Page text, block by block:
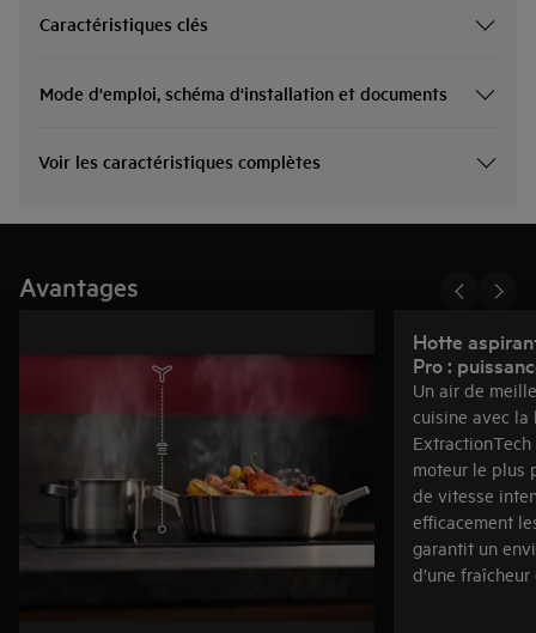
Caractéristiques clés
Mode d'emploi, schéma d'installation et documents
Voir les caractéristiques complètes
Avantages
Hotte
Pro :
Un air de
cuisine avec
moteur le plus
de vitesse
efficacement
garantit un
d’une